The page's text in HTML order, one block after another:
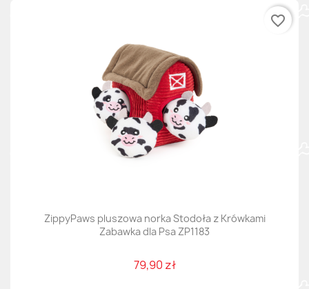
ZippyPaws pluszowa norka Stodoła z Krówkami
Zabawka dla Psa ZP1183
79,90 zł
favorite_border